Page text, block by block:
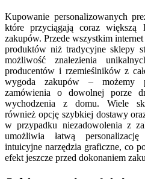
Kupowanie personalizowanych
które przyciągają coraz większą
zakupów. Przede wszystkim
produktów niż tradycyjne sklepy
możliwość znalezienia
producentów i rzemieślników z
wygoda zakupów – możemy
zamówienia o dowolnej porze
wychodzenia z domu. Wiele
również opcję szybkiej dostawy
w przypadku niezadowolenia z
umożliwia łatwą
intuicyjne narzędzia graficzne, co
efekt jeszcze przed dokonaniem